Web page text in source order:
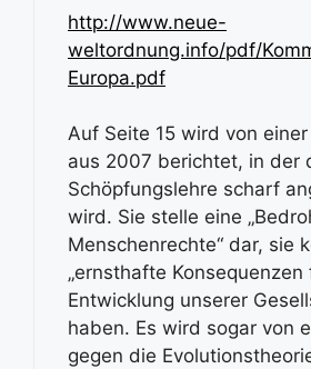
http://www.neue-
weltordnung.info/pdf/
Europa.pdf
Auf Seite 15 wird von
aus 2007 berichtet, in der
Schöpfungslehre scharf
wird. Sie stelle eine
Menschenrechte“ dar, sie
„ernsthafte Konsequenzen
Entwicklung unserer
haben. Es wird sogar von
gegen die